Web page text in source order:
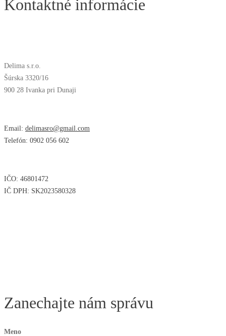
Kontaktné informácie
Delima s.r.o.
Šúrska 3320/16
900 28 Ivanka pri Dunaji
Email: delimasro@gmail.com
Telefón: 0902 056 602
IČO: 46801472
IČ DPH: SK2023580328
Zanechajte nám správu
Meno